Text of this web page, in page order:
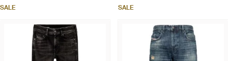
SALE SALE